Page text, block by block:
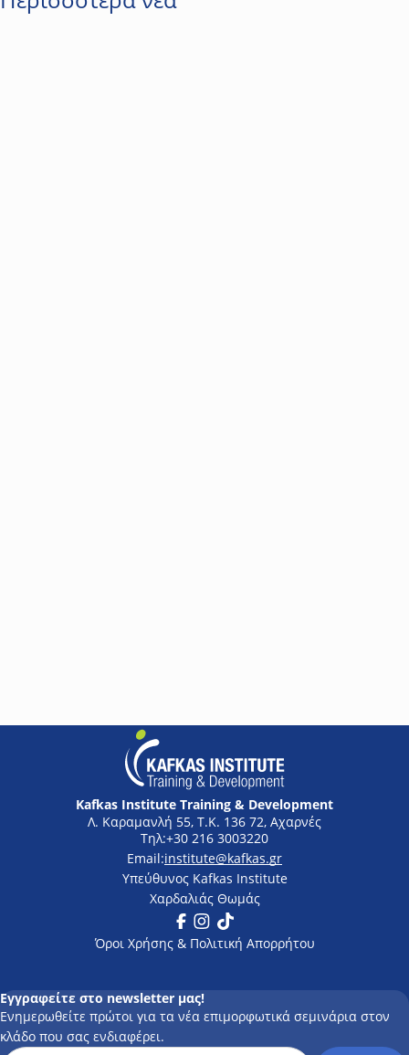
Kafkas Institute Training & Development
Λ. Καραμανλή 55, Τ.Κ. 136 72, Αχαρνές
+30 216 3003220
institute@kafkas.gr
Υπεύθυνος Kafkas Institute
Χαρδαλιάς Θωμάς
Facebook
Instagram
Tik Tok
Όροι Χρήσης & Πολιτική Απορρήτου
Εγγραφείτε στο newsletter μας!
Ενημερωθείτε πρώτοι για τα νέα επιμορφωτικά σεμινάρια στον
κλάδο που σας ενδιαφέρει.